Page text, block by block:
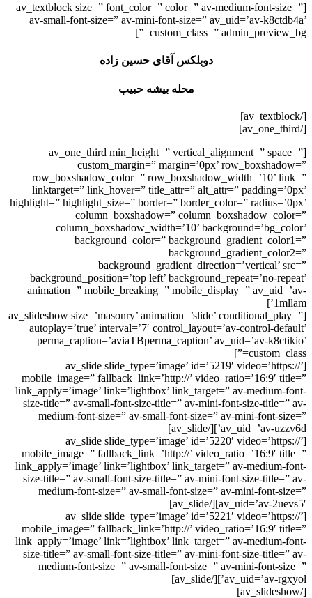
[av_textblock size=” font_color=” color=” av-medium-font-size=”
av-small-font-size=” av-mini-font-size=” av_uid=’av-k8ctdb4a’
custom_class=” admin_preview_bg=”]
دوبلکس آقای حسین زاده
محله بیشه حبیب
[/av_textblock]
[/av_one_third]
[av_one_third min_height=” vertical_alignment=” space=”
custom_margin=” margin=’0px’ row_boxshadow=”
row_boxshadow_color=” row_boxshadow_width=’10’ link=”
linktarget=” link_hover=” title_attr=” alt_attr=” padding=’0px’
highlight=” highlight_size=” border=” border_color=” radius=’0px’
column_boxshadow=” column_boxshadow_color=”
column_boxshadow_width=’10’ background=’bg_color’
background_color=” background_gradient_color1=”
background_gradient_color2=”
background_gradient_direction=’vertical’ src=”
background_position=’top left’ background_repeat=’no-repeat’
animation=” mobile_breaking=” mobile_display=” av_uid=’av-
1mllam’]
[av_slideshow size=’masonry’ animation=’slide’ conditional_play=”
autoplay=’true’ interval=’7′ control_layout=’av-control-default’
perma_caption=’aviaTBperma_caption’ av_uid=’av-k8ctikio’
custom_class=”]
[av_slide slide_type=’image’ id=’5219′ video=’https://’
mobile_image=” fallback_link=’http://’ video_ratio=’16:9′ title=”
link_apply=’image’ link=’lightbox’ link_target=” av-medium-font-
size-title=” av-small-font-size-title=” av-mini-font-size-title=” av-
medium-font-size=” av-small-font-size=” av-mini-font-size=”
av_uid=’av-uzzv6d’][/av_slide]
[av_slide slide_type=’image’ id=’5220′ video=’https://’
mobile_image=” fallback_link=’http://’ video_ratio=’16:9′ title=”
link_apply=’image’ link=’lightbox’ link_target=” av-medium-font-
size-title=” av-small-font-size-title=” av-mini-font-size-title=” av-
medium-font-size=” av-small-font-size=” av-mini-font-size=”
av_uid=’av-2uevs5′][/av_slide]
[av_slide slide_type=’image’ id=’5221′ video=’https://’
mobile_image=” fallback_link=’http://’ video_ratio=’16:9′ title=”
link_apply=’image’ link=’lightbox’ link_target=” av-medium-font-
size-title=” av-small-font-size-title=” av-mini-font-size-title=” av-
medium-font-size=” av-small-font-size=” av-mini-font-size=”
av_uid=’av-rgxyol’][/av_slide]
[/av_slideshow]